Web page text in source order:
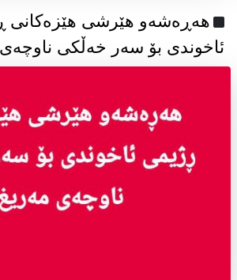
هەڕەشەو هێرشی هێزەکانی
ئاخوندی بۆ سەر خەڵکی